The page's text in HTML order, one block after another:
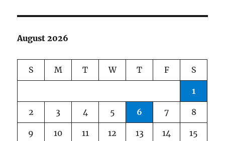
August 2026
S M T W T F S
1
2 3 4 5 6 7 8
9 10 11 12 13 14 15